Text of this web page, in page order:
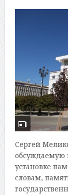
Сергей
обсуждаемую
установке
словам,